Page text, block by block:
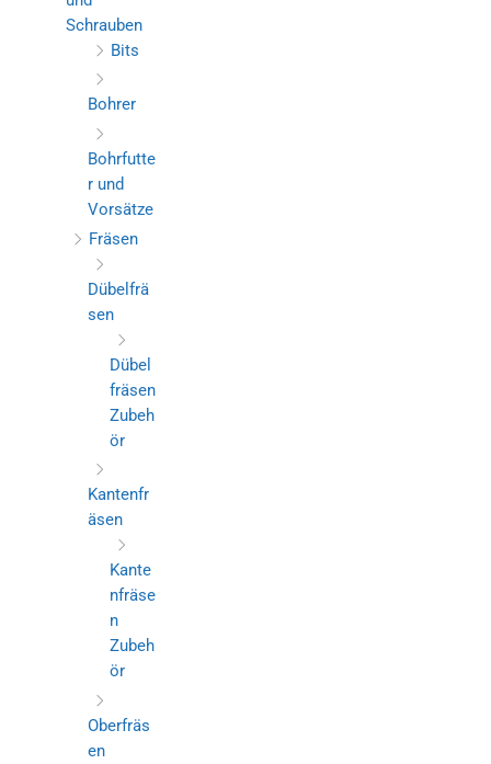
Schrauben
Bits
Bohrer
Bohrfutte
r und
Vorsätze
Fräsen
Dübelfrä
sen
Dübel
fräsen
Zubeh
ör
Kantenfr
äsen
Kante
nfräse
n
Zubeh
ör
Oberfräs
en